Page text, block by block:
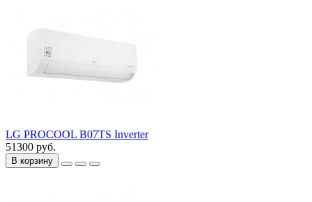
LG PROCOOL B07TS Inverter
51300 руб.
В корзину